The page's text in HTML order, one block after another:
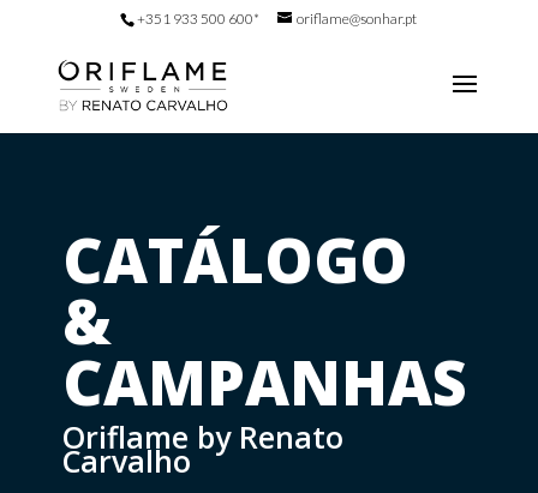
+351 933 500 600* oriflame@sonhar.pt
CATÁLOGO
&
CAMPANHAS
Oriflame by Renato
Carvalho